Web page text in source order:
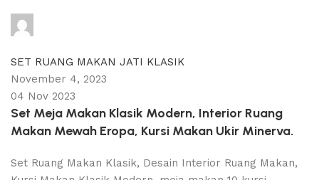
SET RUANG MAKAN JATI KLASIK
November 4, 2023
04 Nov 2023
Set Meja Makan Klasik Modern, Interior Ruang
Makan Mewah Eropa, Kursi Makan Ukir Minerva.
Set Ruang Makan Klasik, Desain Interior Ruang Makan,